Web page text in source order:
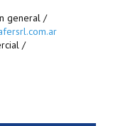
general /
/